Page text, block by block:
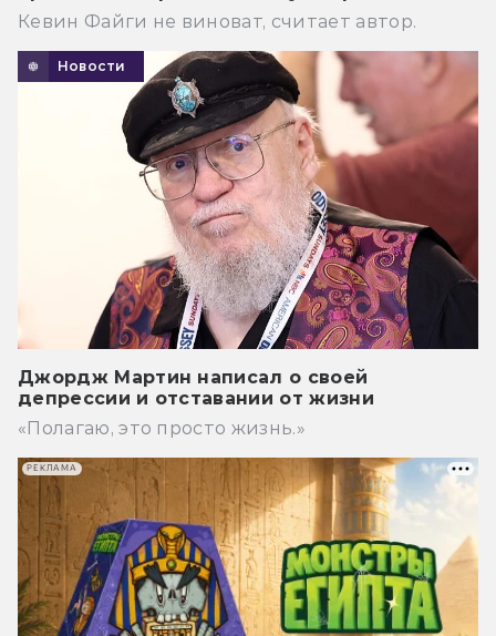
Кевин Файги не виноват, считает автор.
Новости
Джордж Мартин написал о своей
депрессии и отставании от жизни
«Полагаю, это просто жизнь.»
РЕКЛАМА